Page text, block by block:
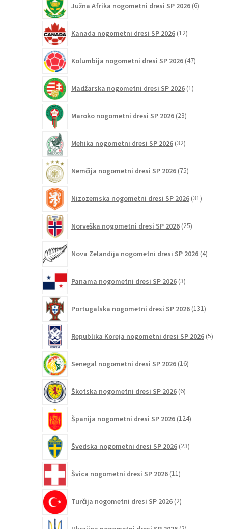
Južna Afrika nogometni dresi SP 2026 6izdelkov
Kanada nogometni dresi SP 2026 12izdelkov
Kolumbija nogometni dresi SP 2026 47izdelkov
Madžarska nogometni dresi SP 2026 1izdelek
Maroko nogometni dresi SP 2026 23izdelkov
Mehika nogometni dresi SP 2026 32izdelkov
Nemčija nogometni dresi SP 2026 75izdelkov
Nizozemska nogometni dresi SP 2026 31izdelkov
Norveška nogometni dresi SP 2026 25izdelkov
Nova Zelandija nogometni dresi SP 2026 4izdelki
Panama nogometni dresi SP 2026 3izdelki
Portugalska nogometni dresi SP 2026 131
Republika Koreja nogometni dresi SP 2026 5
Senegal nogometni dresi SP 2026 16izdelkov
Škotska nogometni dresi SP 2026 6izdelkov
Španija nogometni dresi SP 2026 124izdelkov
Švedska nogometni dresi SP 2026 23izdelkov
Švica nogometni dresi SP 2026 11izdelkov
Turčija nogometni dresi SP 2026 2izdelka